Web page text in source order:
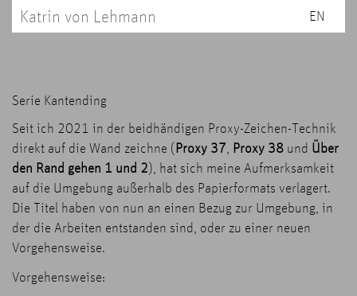
Katrin von Lehmann EN
Serie Kantending
Seit ich 2021 in der beidhändigen Proxy-Zeichen-Technik
direkt auf die Wand zeichne (Proxy 37 Proxy 38 und Über
den Rand gehen 1 und 2), hat sich meine Aufmerksamkeit
auf die Umgebung außerhalb des Papierformats verlagert.
Die Titel haben von nun an einen Bezug zur Umgebung, in
der die Arbeiten entstanden sind, oder zu einer neuen
Vorgehensweise.
Vorgehensweise: